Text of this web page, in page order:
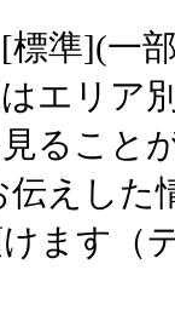
準](一
エリア
ること
伝えした
ます（